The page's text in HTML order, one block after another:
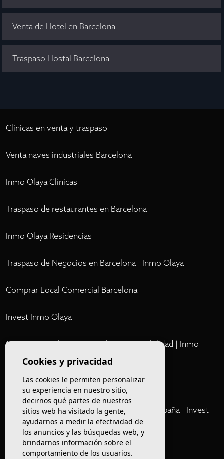
Venta de Hotel en Barcelona
Traspaso Hostal Barcelona
Clínicas en venta y traspaso
Venta naves industriales Barcelona
Inmo Olaya Clínicas
Traspaso de restaurantes en Barcelona
Inmo Olaya Residencias
Traspaso de Negocios en Barcelona | Inmo Olaya
Comprar Local Comercial Barcelona
Invest Inmo Olaya
Comprar Locales Comerciales en Rentabilidad | Inmo
Olaya
Cartera Privada de Activos Hoteleros en España | Invest
Inmo Olaya
Venta de edificios
Cookies y privacidad
Las cookies le permiten personalizar
su experiencia en nuestro sitio,
decirnos qué partes de nuestros
sitios web ha visitado la gente,
ayudarnos a medir la efectividad de
los anuncios y las búsquedas web, y
brindarnos información sobre el
comportamiento de los usuarios.